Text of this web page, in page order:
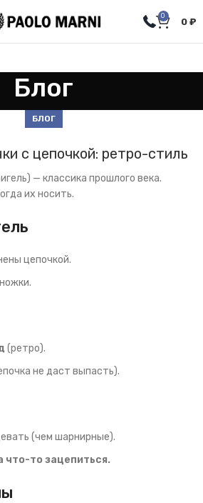
0
0 ₽
Блог
БЛОГ
с цепочкой: ретро-стиль
— классика прошлого века.
их носить.
цепочкой.
(ретро).
не даст выпасть).
(чем шарнирные).
что-то зацепиться.